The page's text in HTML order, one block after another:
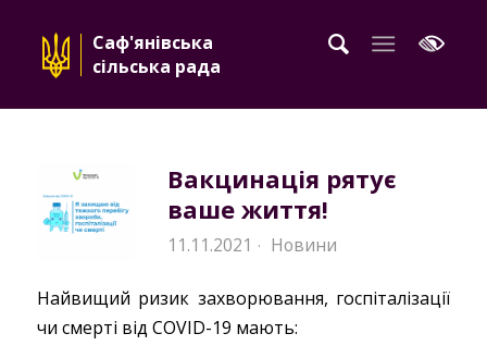
Саф'янівська
сільська рада
Вакцинація рятує
ваше життя!
11.11.2021 · Новини
Найвищий ризик захворювання, госпіталізації
чи смерті від COVID-19 мають: